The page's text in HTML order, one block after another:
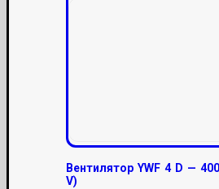
Вентилятор YWF 4 D —
V)